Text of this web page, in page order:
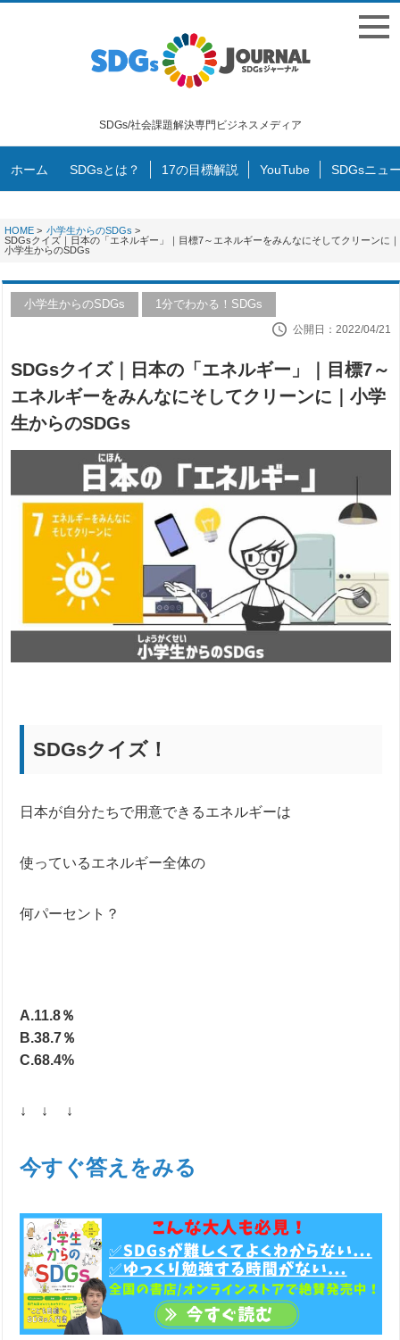
SDGs/社会課題解決専門ビジネスメディア
ホーム SDGsとは？ 17の目標解説 YouTube SDGsニュ
HOME > 小学生からのSDGs >
SDGsクイズ｜日本の「エネルギー」｜目標7～エネルギーをみんなにそしてクリーンに｜
小学生からのSDGs
小学生からのSDGs 1分でわかる！SDGs
公開日：2022/04/21
SDGsクイズ｜日本の「エネルギー」｜目標7～
エネルギーをみんなにそしてクリーンに｜小学
生からのSDGs
SDGsクイズ！
日本が自分たちで用意できるエネルギーは
使っているエネルギー全体の
何パーセント？
A.11.8％
B.38.7％
C.68.4%
↓ ↓ ↓
今すぐ答えをみる